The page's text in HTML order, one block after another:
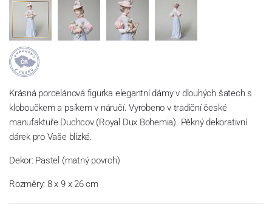
Krásná porcelánová figurka elegantní dámy v dlouhých šatech s
kloboučkem a psíkem v náručí. Vyrobeno v tradiční české
manufaktuře Duchcov (Royal Dux Bohemia). Pěkný dekorativní
dárek pro Vaše blízké.
Dekor: Pastel (matný povrch)
Rozměry: 8 x 9 x 26 cm